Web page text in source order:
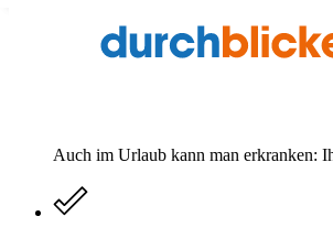
3 Gründe für eine
Auch im Urlaub kann man erkranken: